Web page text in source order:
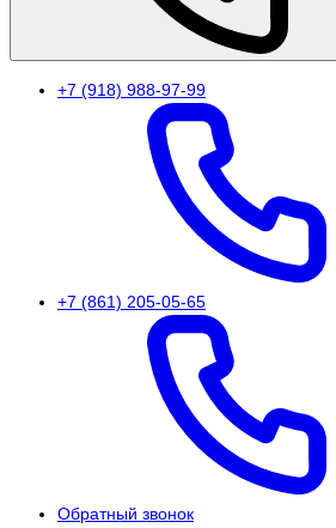
+7 (918) 988-97-99
+7 (861) 205-05-65
Обратный звонок